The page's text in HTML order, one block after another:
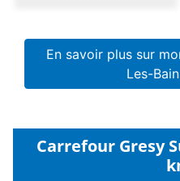
En savoir plus sur
Les-
Carrefour Gresy